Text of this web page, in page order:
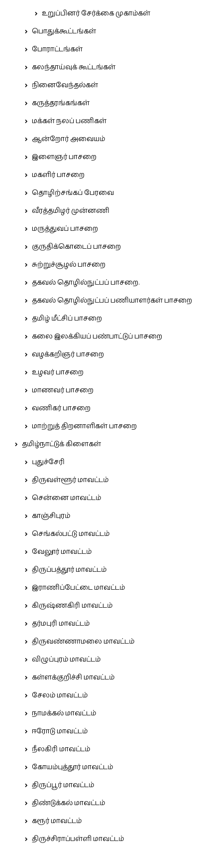
உறுப்பினர் சேர்க்கை முகாம்கள்
பொதுக்கூட்டங்கள்
போராட்டங்கள்
கலந்தாய்வுக் கூட்டங்கள்
நினைவேந்தல்கள்
கருத்தரங்கங்கள்
மக்கள் நலப் பணிகள்
ஆன்றோர் அவையம்
இளைஞர் பாசறை
மகளிர் பாசறை
தொழிற்சங்கப் பேரவை
வீரத்தமிழர் முன்னணி
மருத்துவப் பாசறை
குருதிக்கொடைப் பாசறை
சுற்றுச்சூழல் பாசறை
தகவல் தொழில்நுட்பப் பாசறை.
தகவல் தொழில்நுட்பப் பணியாளர்கள் பாசறை
தமிழ் மீட்சிப் பாசறை
கலை இலக்கியப் பண்பாட்டுப் பாசறை
வழக்கறிஞர் பாசறை
உழவர் பாசறை
மாணவர் பாசறை
வணிகர் பாசறை
மாற்றுத் திறனாளிகள் பாசறை
தமிழ்நாட்டுக் கிளைகள்
புதுச்சேரி
திருவள்ளூர் மாவட்டம்
சென்னை மாவட்டம்
காஞ்சிபுரம்
செங்கல்பட்டு மாவட்டம்
வேலூர் மாவட்டம்
திருப்பத்தூர் மாவட்டம்
இராணிப்பேட்டை மாவட்டம்
கிருஷ்ணகிரி மாவட்டம்
தர்மபுரி மாவட்டம்
திருவண்ணாமலை மாவட்டம்
விழுப்புரம் மாவட்டம்
கள்ளக்குறிச்சி மாவட்டம்
சேலம் மாவட்டம்
நாமக்கல் மாவட்டம்
ஈரோடு மாவட்டம்
நீலகிரி மாவட்டம்
கோயம்புத்தூர் மாவட்டம்
திருப்பூர் மாவட்டம்
திண்டுக்கல் மாவட்டம்
கரூர் மாவட்டம்
திருச்சிராப்பள்ளி மாவட்டம்